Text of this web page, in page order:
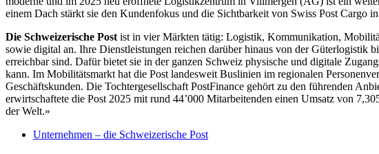
einem Dach stärkt sie den Kundenfokus und die Sichtbarkeit von Swiss Post Cargo
Die Schweizerische Postist in vier Märkten tätig: Logistik, Kommunikation,
sowie digital an. Ihre Dienstleistungen reichen darüber hinaus von der Güterlogistik
erreichbar sind. Dafür bietet sie in der ganzen Schweiz physische und digitale
kann. Im Mobilitätsmarkt hat die Post landesweit Buslinien im regionalen
Geschäftskunden. Die Tochtergesellschaft PostFinance gehört zu den führenden
erwirtschaftete die Post 2025 mit rund 44’000 Mitarbeitenden einen Umsatz von
der Welt.»
Unternehmen – die Schweizerische Post